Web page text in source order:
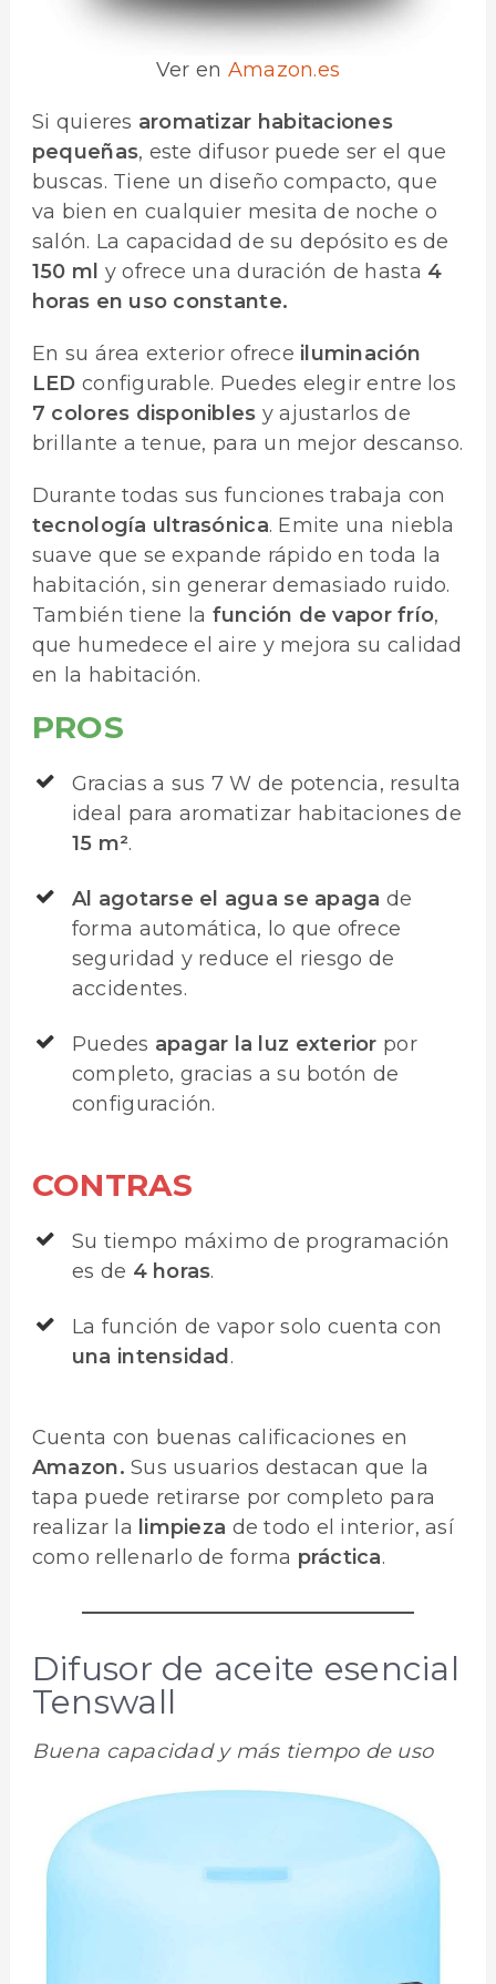
Ver en Amazon.es
Si quieres aromatizar habitaciones
pequeñas, este difusor puede ser el que
buscas. Tiene un diseño compacto, que
va bien en cualquier mesita de noche o
salón. La capacidad de su depósito es de
150 ml y ofrece una duración de hasta 4
horas en uso constante.
En su área exterior ofrece iluminación
LEDconfigurable. Puedes elegir entre los
7 colores disponibles y ajustarlos de
brillante a tenue, para un mejor descanso.
Durante todas sus funciones trabaja con
tecnología ultrasónica. Emite una niebla
suave que se expande rápido en toda la
habitación, sin generar demasiado ruido.
También tiene la función de vapor frío,
que humedece el aire y mejora su calidad
en la habitación.
PROS
Gracias a sus 7 W de potencia, resulta
ideal para aromatizar habitaciones de
15 m².
Al agotarse el agua se apaga de
forma automática, lo que ofrece
seguridad y reduce el riesgo de
accidentes.
Puedes apagar la luz exterior por
completo, gracias a su botón de
configuración.
CONTRAS
Su tiempo máximo de programación
es de 4 horas.
La función de vapor solo cuenta con
una intensidad .
Cuenta con buenas calificaciones en
Amazon. Sus usuarios destacan que la
tapa puede retirarse por completo para
realizar la limpieza de todo el interior, así
como rellenarlo de forma práctica.
Difusor de aceite esencial
Tenswall
Buena capacidad y más tiempo de uso